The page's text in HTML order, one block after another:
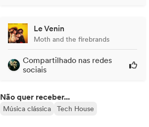
Le Venin
Moth and the firebrands
Compartilhado nas redes
sociais
Não quer receber...
Música clássica Tech House